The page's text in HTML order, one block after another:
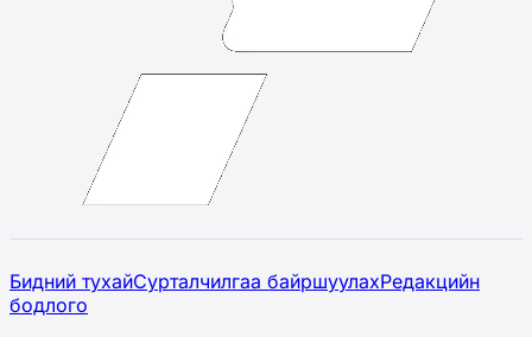
Бидний тухайСурталчилгаа байршуулахРедакцийн
бодлого